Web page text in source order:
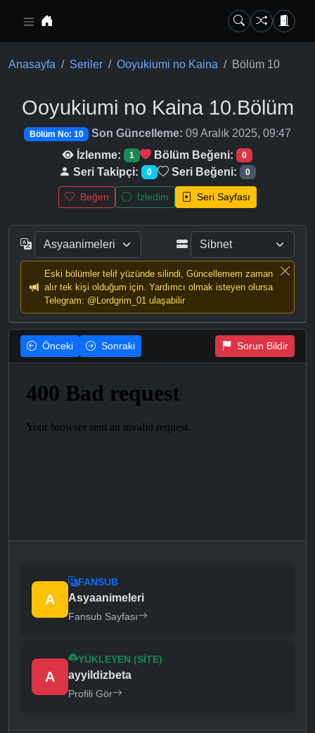
Anasayfa Seriler Ooyukiumi no Kaina Bölüm 10
Ooyukiumi no Kaina10.Bölüm
Bölüm No: 10 Son Güncelleme: 09 Aralık 2025, 09:47
İzlenme:
1 Bölüm Beğeni: 0
Seri Takipçi: 0 Seri Beğeni: 0
Beğen İzledim Seri Sayfası
Eski bölümler telif yüzünde silindi, Güncellemem zaman
alır tek kişi olduğum için. Yardımcı olmak isteyen olursa
Telegram: @Lordgrim_01 ulaşabilir
Önceki Sonraki Sorun Bildir
A
FANSUB
Asyaanimeleri
Fansub Sayfası
A
YÜKLEYEN (SITE)
ayyildizbeta
Profili Gör